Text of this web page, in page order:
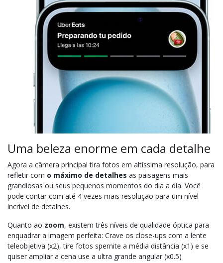
Uma beleza enorme em cada detalhe
Agora a câmera principal tira fotos em altíssima resolução, para
refletir com o máximo de detalhes as paisagens mais
grandiosas ou seus pequenos momentos do dia a dia. Você
pode contar com até 4 vezes mais resolução para um nível
incrível de detalhes.
Quanto ao zoom, existem três níveis de qualidade óptica para
enquadrar a imagem perfeita: Crave os close-ups com a lente
teleobjetiva (x2), tire fotos spernite a média distância (x1) e se
quiser ampliar a cena use a ultra grande angular (x0.5)